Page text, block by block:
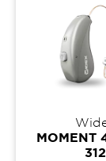
MOMENT
312